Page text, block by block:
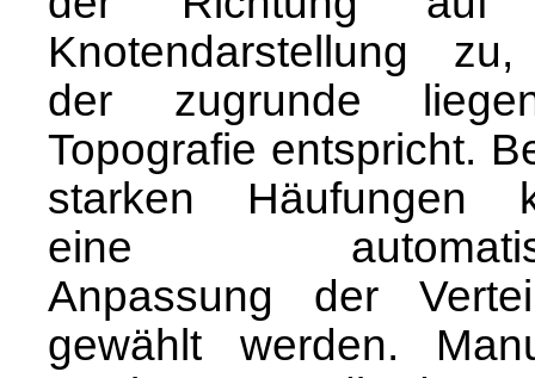
Knotendarstellung
der zugrunde
Topografie entspricht.
starken Häufungen
eine
Anpassung der
gewählt werden.